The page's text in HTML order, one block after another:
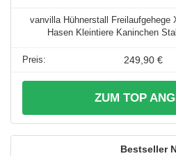
vanvilla Hühnerstall Freilaufgehege
Hasen Kleintiere Kaninchen
249,90 €
ZUM TOP